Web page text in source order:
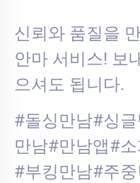
신뢰와 품질을
안마 서비스! 보
으셔도 됩니다.
#돌싱만남#싱
만남#만남앱#
#부킹만남#주